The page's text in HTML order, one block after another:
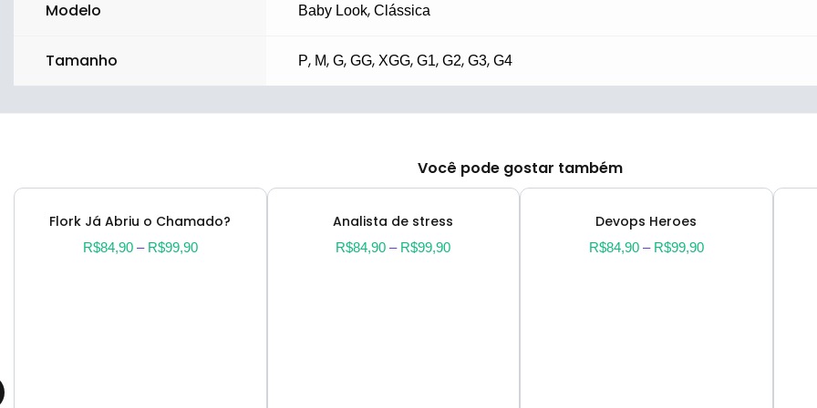
Modelo Baby Look, Clássica
Tamanho P, M, G, GG, XGG, G1, G2, G3, G4
Você pode gostar também
Flork Já Abriu o Chamado?
R$84,90– R$99,90
Analista de stress
R$84,90 – R$99,90
Devops Heroes
R$84,90– R$99,90